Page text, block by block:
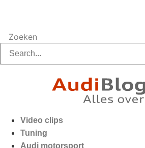
Zoeken
Video clips
Tuning
Audi motorsport